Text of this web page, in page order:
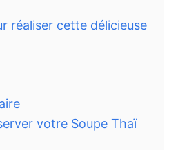
réaliser cette délicieuse
votre Soupe Thaï